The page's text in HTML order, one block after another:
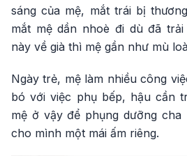
sáng của mệ, mắt trái bị
mắt mệ dần nhoè đi dù đã
này về già thì mệ gần như mù
Ngày trẻ, mệ làm nhiều công
bó với việc phụ bếp, hậu cần
mệ ở vậy để phụng dưỡng cha
cho mình một mái ấm riêng.